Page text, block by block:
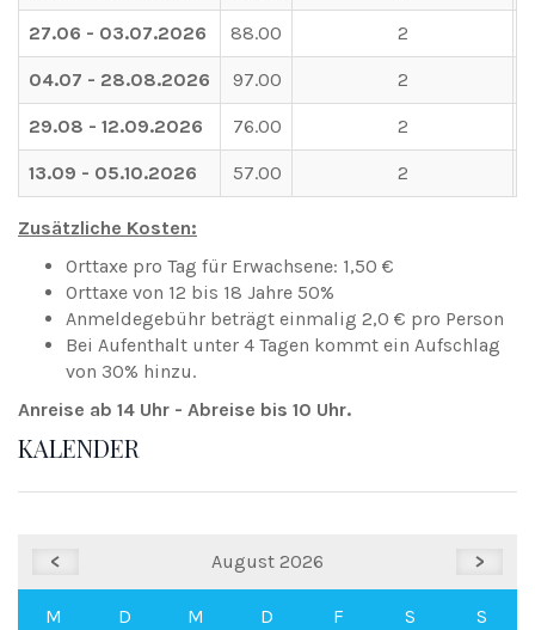
27.06 - 03.07.2026 88.00 2
04.07 - 28.08.2026 97.00 2
29.08 - 12.09.2026 76.00 2
13.09 - 05.10.2026 57.00 2
Zusätzliche Kosten:
Orttaxe pro Tag für Erwachsene: 1,50 €
Orttaxe von 12 bis 18 Jahre 50%
Anmeldegebühr beträgt einmalig 2,0 € pro Person
Bei Aufenthalt unter 4 Tagen kommt ein Aufschlag
von 30% hinzu.
Anreise ab 14 Uhr - Abreise bis 10 Uhr.
KALENDER
< August 2026 >
M D M D F S S